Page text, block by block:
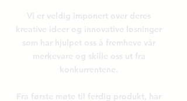
Vi er veldig imponert over deres
kreative ideer og innovative løsninger
som har hjulpet oss å fremheve vår
merkevare og skille oss ut fra
konkurrentene.
Fra første møte til ferdig produkt, har